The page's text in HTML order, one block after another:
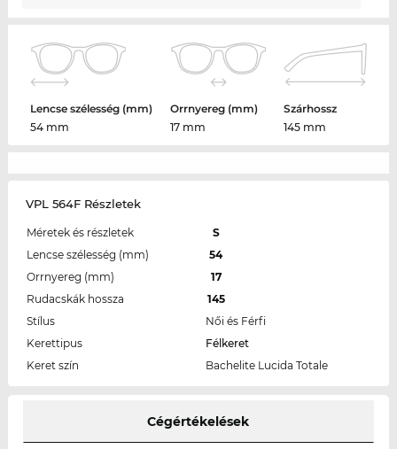
Lencse szélesség (mm)
54 mm
Orrnyereg (mm)
17 mm
Szárhossz
145 mm
VPL 564F Részletek
Méretek és részletek
S
Lencse szélesség (mm)
54
Orrnyereg (mm)
17
Rudacskák hossza
145
Stílus
Női és Férfi
Kerettipus
Félkeret
Keret szín
Bachelite Lucida Totale
Cégértékelések